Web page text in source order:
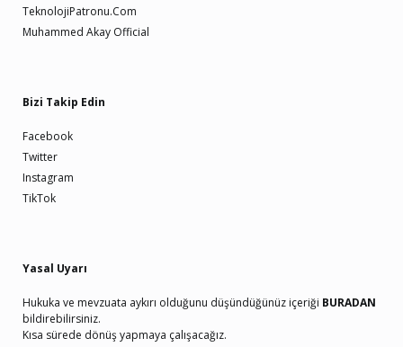
TeknolojiPatronu.Com
Muhammed Akay Official
Bizi Takip Edin
Facebook
Twitter
Instagram
TikTok
Yasal Uyarı
Hukuka ve mevzuata aykırı olduğunu düşündüğünüz içeriği BURADAN
bildirebilirsiniz.
Kısa sürede dönüş yapmaya çalışacağız.